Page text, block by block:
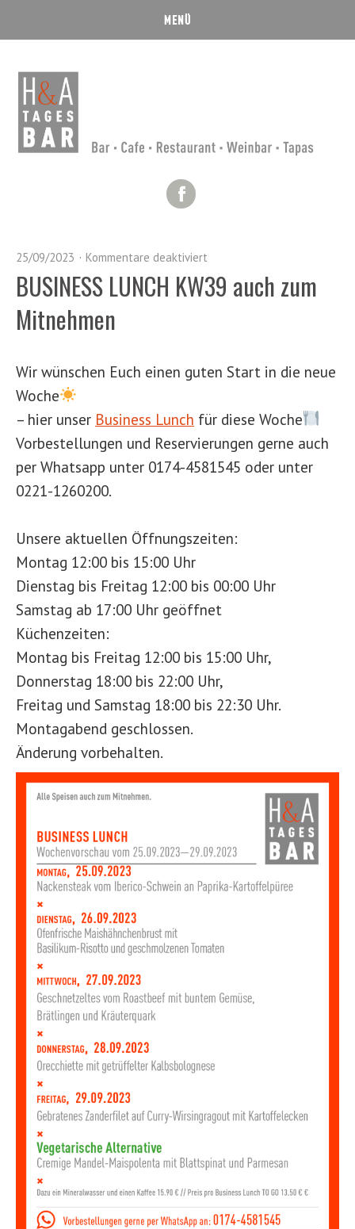
Facebook
25/09/2023 Kommentare deaktiviert
BUSINESS LUNCH KW39 auch zum
Mitnehmen
Wir wünschen Euch einen guten Start in die neue
Woche
– hier unser Business Lunch für diese Woche
Vorbestellungen und Reservierungen gerne auch
per Whatsapp unter 0174-4581545 oder unter
0221-1260200.
Unsere aktuellen Öffnungszeiten:
Montag 12:00 bis 15:00 Uhr
Dienstag bis Freitag 12:00 bis 00:00 Uhr
Samstag ab 17:00 Uhr geöffnet
Küchenzeiten:
Montag bis Freitag 12:00 bis 15:00 Uhr,
Donnerstag 18:00 bis 22:00 Uhr,
Freitag und Samstag 18:00 bis 22:30 Uhr.
Montagabend geschlossen.
Änderung vorbehalten.